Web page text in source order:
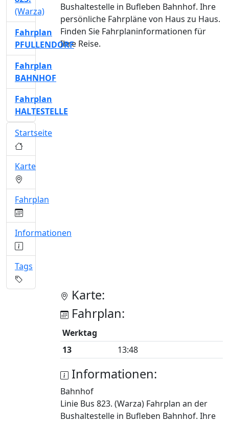
Bushaltestelle in Bufleben Bahnhof. Ihre
persönliche Fahrpläne von Haus zu Haus.
Finden Sie Fahrplaninformationen für
Ihre Reise.
Karte:
Fahrplan:
Werktag
13
13:48
Informationen:
Bahnhof
Linie Bus 823. (Warza) Fahrplan an der
Bushaltestelle in Bufleben Bahnhof. Ihre
(Warza)
Fahrplan
PFULLENDORF
Fahrplan
BAHNHOF
Fahrplan
HALTESTELLE
Startseite
Karte
Fahrplan
Informationen
Tags